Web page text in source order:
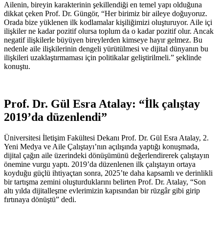
Ailenin, bireyin karakterinin şekillendiği en temel yapı olduğuna
dikkat çeken Prof. Dr. Güngör, “Her birimiz bir aileye doğuyoruz.
Orada bize yüklenen ilk kodlamalar kişiliğimizi oluşturuyor. Aile içi
ilişkiler ne kadar pozitif olursa toplum da o kadar pozitif olur. Ancak
negatif ilişkilerle büyüyen bireylerden kimseye hayır gelmez. Bu
nedenle aile ilişkilerinin dengeli yürütülmesi ve dijital dünyanın bu
ilişkileri uzaklaştırmaması için politikalar geliştirilmeli.” şeklinde
konuştu.
Prof. Dr. Gül Esra Atalay: “İlk çalıştay
2019’da düzenlendi”
Üniversitesi İletişim Fakültesi Dekanı Prof. Dr. Gül Esra Atalay, 2.
Yeni Medya ve Aile Çalıştayı’nın açılışında yaptığı konuşmada,
dijital çağın aile üzerindeki dönüşümünü değerlendirerek çalıştayın
önemine vurgu yaptı. 2019’da düzenlenen ilk çalıştayın ortaya
koyduğu güçlü ihtiyaçtan sonra, 2025’te daha kapsamlı ve derinlikli
bir tartışma zemini oluşturduklarını belirten Prof. Dr. Atalay, “Son
altı yılda dijitalleşme evlerimizin kapısından bir rüzgâr gibi girip
fırtınaya dönüştü” dedi.